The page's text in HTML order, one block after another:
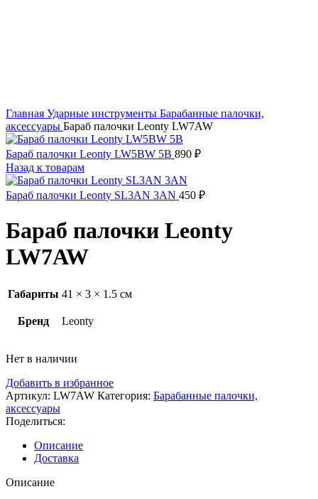
Главная Ударные инструменты Барабанные палочки,
аксессуары Бараб палочки Leonty LW7AW
Бараб палочки Leonty LW5BW 5B 890 ₽
Назад к товарам
Бараб палочки Leonty SL3AN 3AN 450 ₽
Бараб палочки Leonty
LW7AW
Габариты 41 × 3 × 1.5 см
Бренд Leonty
Нет в наличии
Добавить в избранное
Артикул: LW7AW Категория: Барабанные палочки,
аксессуары
Поделиться:
Описание
Доставка
Описание